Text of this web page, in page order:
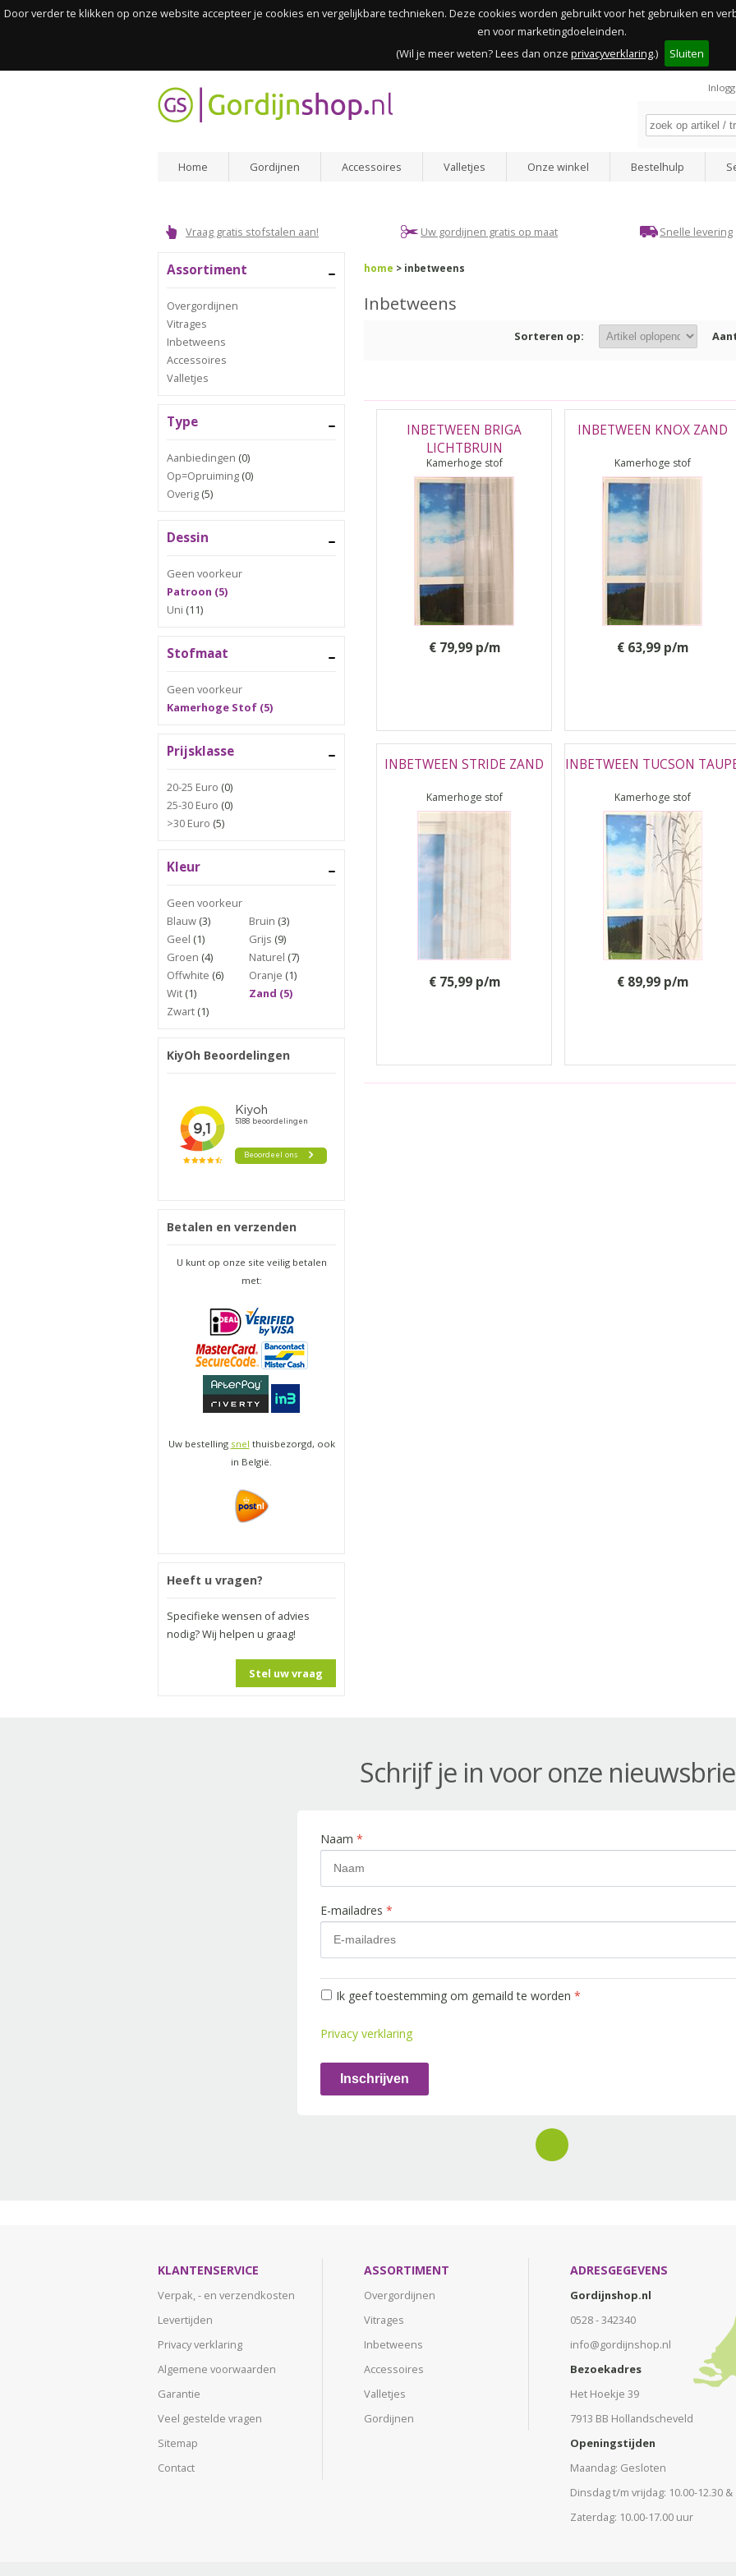
Door verder te klikken op onze website accepteer je cookies en vergelijkbare technieken. Deze cookies worden gebruikt voor het gebruiken en
en voor marketingdoeleinden.
(Wil je meer weten? Lees dan onze privacyverklaring.) Sluiten
Home Gordijnen Accessoires Valletjes Onze winkel Bestelhulp
Vraag gratis stofstalen aan! Uw gordijnen gratis op maat Snelle levering
Assortiment
Overgordijnen
Vitrages
Inbetweens
Accessoires
Valletjes
Type
Aanbiedingen (0)
Op=Opruiming (0)
Overig (5)
Dessin
Geen voorkeur
Patroon (5)
Uni (11)
Stofmaat
Geen voorkeur
Kamerhoge Stof (5)
Prijsklasse
20-25 Euro (0)
25-30 Euro (0)
>30 Euro (5)
Kleur
Geen voorkeur
Blauw (3) Bruin (3)
Geel (1) Grijs (9)
Groen (4) Naturel (7)
Offwhite (6) Oranje (1)
Wit (1)
Zand (5)
Zwart (1)
KiyOh Beoordelingen
Betalen en verzenden
U kunt op onze site veilig betalen
met:
Uw bestelling snel thuisbezorgd, ook
in België.
Heeft u vragen?
Specifieke wensen of advies
nodig? Wij helpen u graag!
Stel uw vraag
home > inbetweens
Inbetweens
Sorteren op:
INBETWEEN BRIGA
LICHTBRUIN
Kamerhoge stof
€ 79,99 p/m
INBETWEEN KNOX ZAND
Kamerhoge stof
€ 63,99 p/m
INBETWEEN STRIDE ZAND
Kamerhoge stof
€ 75,99 p/m
INBETWEEN TUCSON
Kamerhoge stof
€ 89,99 p/m
Schrijf je in voor onze
Naam *
E-mailadres *
Ik geef toestemming om gemaild te worden *
Privacy verklaring
Inschrijven
KLANTENSERVICE
Verpak, - en verzendkosten
Levertijden
Privacy verklaring
Algemene voorwaarden
Garantie
Veel gestelde vragen
Sitemap
Contact
ASSORTIMENT
Overgordijnen
Vitrages
Inbetweens
Accessoires
Valletjes
Gordijnen
ADRESGEGEVENS
Gordijnshop.nl
0528 - 342340
info@gordijnshop.nl
Bezoekadres
Het Hoekje 39
7913 BB Hollandscheveld
Openingstijden
Maandag: Gesloten
Dinsdag t/m vrijdag: 10.00-12.30
Zaterdag: 10.00-17.00 uur